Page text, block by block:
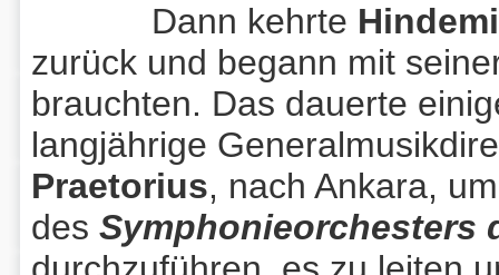
Dann kehrte
zurück und begann mit
brauchten. Das dauerte
langjährige
Praetorius, nach Ankara,
des Symphonieorchesters